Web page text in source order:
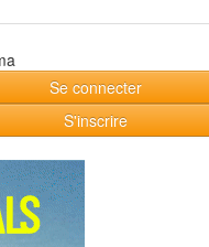
Se connecter
S'inscrire